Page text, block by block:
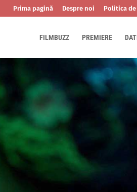
Prima pagină Despre noi Politica
FILMBUZZ PREMIERE